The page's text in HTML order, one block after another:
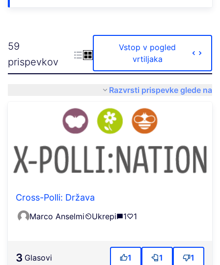
59
prispevkov
Vstop v pogled
vrtiljaka
Razvrsti prispevke glede na
Cross-Polli: Država
Marco Anselmi Ukrepi 1 1
3 Glasovi 1 1 1